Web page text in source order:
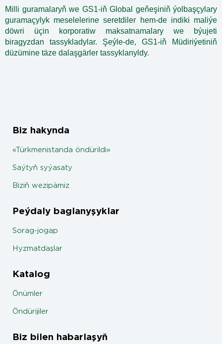
Milli guramalaryň we GS1-iň Global geňeşiniň ýolbaşçylary
guramaçylyk meselelerine seretdiler hem-de indiki maliýe
döwri üçin korporatiw maksatnamalary we býujeti
biragyzdan tassykladylar. Şeýle-de, GS1-iň Müdiriýetiniň
düzümine täze dalaşgärler tassyklanyldy.
Biz hakynda
«Türkmenistanda öndürildi»
Saýtyň syýasaty
Biziň wezipämiz
Peýdaly baglanyşyklar
Sorag-jogap
Hyzmatdaşlar
Katalog
Önümler
Öndürijiler
Biz bilen habarlaşyň